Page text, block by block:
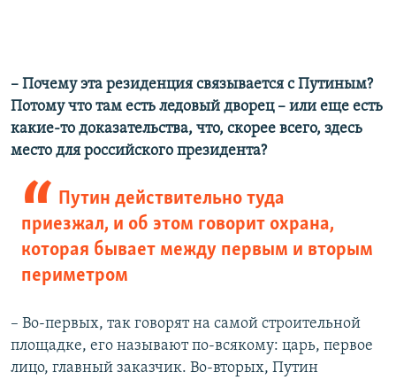
– Почему эта резиденция связывается с Путиным?
Потому что там есть ледовый дворец – или еще есть
какие-то доказательства, что, скорее всего, здесь
место для российского президента?
Путин действительно туда
приезжал, и об этом говорит охрана,
которая бывает между первым и вторым
периметром
– Во-первых, так говорят на самой строительной
площадке, его называют по-всякому: царь, первое
лицо, главный заказчик. Во-вторых, Путин